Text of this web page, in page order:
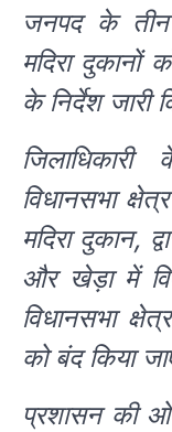
जनपद के तीन
मदिरा दुकानों
के निर्देश जारी
विधानसभा
मदिरा दुकान,
और खेड़ा में
विधानसभा
को बंद किया
प्रशासन की